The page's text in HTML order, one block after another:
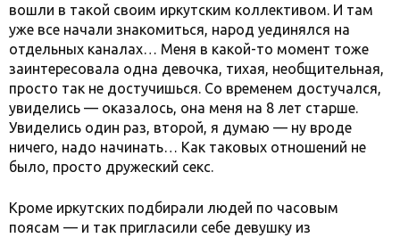
вошли в такой своим иркутским коллективом. И там
уже все начали знакомиться, народ уединялся на
отдельных каналах… Меня в какой-то момент тоже
заинтересовала одна девочка, тихая, необщительная,
просто так не достучишься. Со временем достучался,
увиделись — оказалось, она меня на 8 лет старше.
Увиделись один раз, второй, я думаю — ну вроде
ничего, надо начинать… Как таковых отношений не
было, просто дружеский секс.
Кроме иркутских подбирали людей по часовым
поясам — и так пригласили себе девушку из